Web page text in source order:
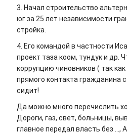
3. Начал строительство
юг за 25 лет независимости
стройка.
4. Его командой в частности
проект таза коом, тундук и др.
коррупцию чиновников ( так
прямого контакта гражданина
сидит!
Да можно много перечислить
Дороги, газ, свет, больницы,
главное передал власть без ...,